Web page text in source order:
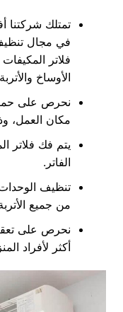
تمتلك شركتنا
في مجال
فلاتر
الأوساخ
نحرص على
مكان العمل،
يتم فك فلاتر
الفاتر.
تنظيف الوحدات
من جميع
نحرص على
أكثر لأفراد